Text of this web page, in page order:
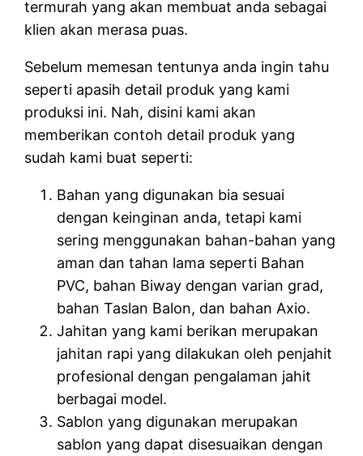
termurah yang akan membuat anda sebagai
klien akan merasa puas.
Sebelum memesan tentunya anda ingin tahu
seperti apasih detail produk yang kami
produksi ini. Nah, disini kami akan
memberikan contoh detail produk yang
sudah kami buat seperti:
Bahan yang digunakan bia sesuai
dengan keinginan anda, tetapi kami
sering menggunakan bahan-bahan yang
aman dan tahan lama seperti Bahan
PVC, bahan Biway dengan varian grad,
bahan Taslan Balon, dan bahan Axio.
Jahitan yang kami berikan merupakan
jahitan rapi yang dilakukan oleh penjahit
profesional dengan pengalaman jahit
berbagai model.
Sablon yang digunakan merupakan
sablon yang dapat disesuaikan dengan